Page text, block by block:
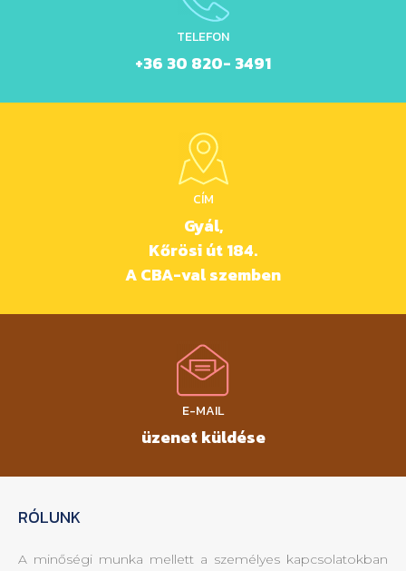
TELEFON
+36 30 820- 3491
CÍM
Gyál,
Kőrösi út 184.
A CBA-val szemben
E-MAIL
üzenet küldése
RÓLUNK
A minőségi munka mellett a személyes kapcsolatokban